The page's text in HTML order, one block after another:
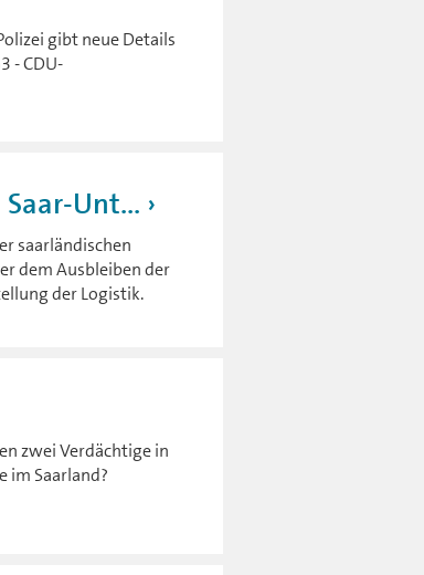
gibt neue Details
- CDU-
Unt...
saarländischen
dem Ausbleiben der
der Logistik.
zwei Verdächtige in
im Saarland?